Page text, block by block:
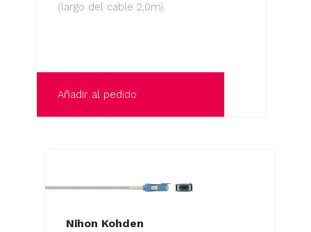
(largo del cable 2,0m).
Añadir al pedido
Nihon Kohden